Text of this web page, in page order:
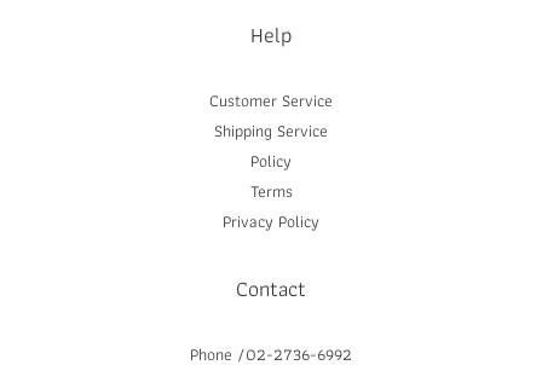
Help
Customer Service
Shipping Service
Policy
Terms
Privacy Policy
Contact
Phone /02-2736-6992